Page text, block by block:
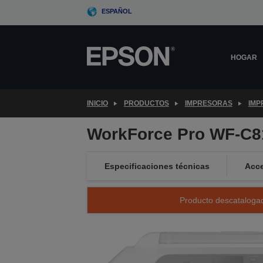
ESPAÑOL
HOGAR
INICIO PRODUCTOS IMPRESORAS
WorkForce Pro WF-
Especificaciones técnicas
Producto